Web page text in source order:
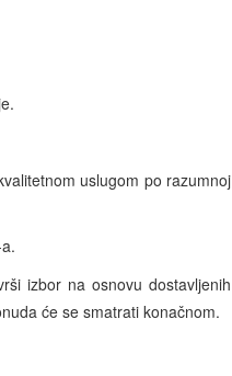
uslugom po razumnoj
izbor na osnovu dostavljenih
će se smatrati konačnom.